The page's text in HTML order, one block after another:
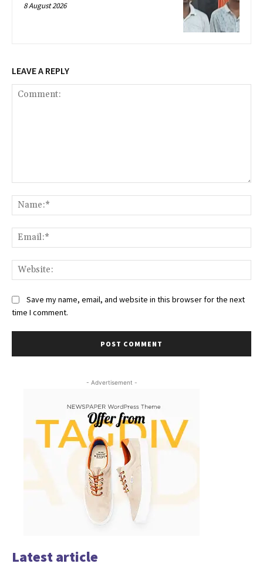
8 August 2026
LEAVE A REPLY
Save my name, email, and website in this browser for the next
time I comment.
- Advertisement -
Latest article